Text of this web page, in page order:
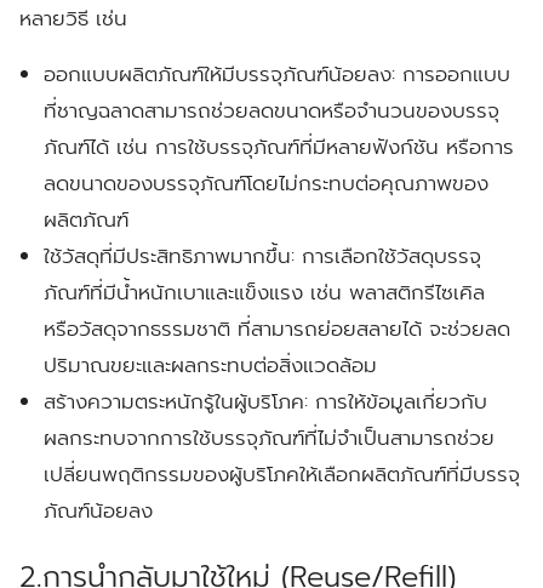
หลายวิธี เช่น
ออกแบบผลิตภัณฑ์ให้มีบรรจุภัณฑ์น้อยลง: การออกแบบ
ที่ชาญฉลาดสามารถช่วยลดขนาดหรือจำนวนของบรรจุ
ภัณฑ์ได้ เช่น การใช้บรรจุภัณฑ์ที่มีหลายฟังก์ชัน หรือการ
ลดขนาดของบรรจุภัณฑ์โดยไม่กระทบต่อคุณภาพของ
ผลิตภัณฑ์
ใช้วัสดุที่มีประสิทธิภาพมากขึ้น: การเลือกใช้วัสดุบรรจุ
ภัณฑ์ที่มีน้ำหนักเบาและแข็งแรง เช่น พลาสติกรีไซเคิล
หรือวัสดุจากธรรมชาติ ที่สามารถย่อยสลายได้ จะช่วยลด
ปริมาณขยะและผลกระทบต่อสิ่งแวดล้อม
สร้างความตระหนักรู้ในผู้บริโภค: การให้ข้อมูลเกี่ยวกับ
ผลกระทบจากการใช้บรรจุภัณฑ์ที่ไม่จำเป็นสามารถช่วย
เปลี่ยนพฤติกรรมของผู้บริโภคให้เลือกผลิตภัณฑ์ที่มีบรรจุ
ภัณฑ์น้อยลง
2.การนำกลับมาใช้ใหม่ (Reuse/Refill)